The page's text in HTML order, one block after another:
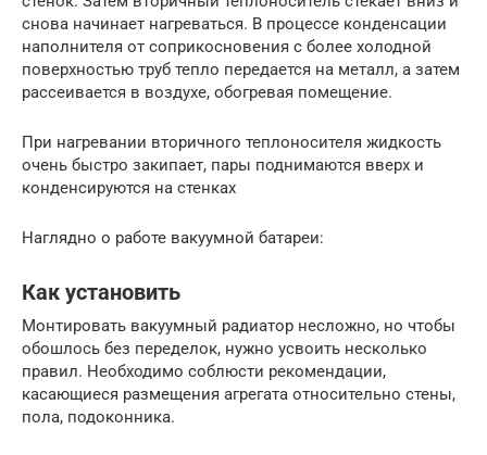
снова начинает нагреваться. В процессе конденсации
наполнителя от соприкосновения с более холодной
поверхностью труб тепло передается на металл, а затем
рассеивается в воздухе, обогревая помещение.
При нагревании вторичного теплоносителя жидкость
очень быстро закипает, пары поднимаются вверх и
конденсируются на стенках
Наглядно о работе вакуумной батареи:
Как установить
Монтировать вакуумный радиатор несложно, но чтобы
обошлось без переделок, нужно усвоить несколько
правил. Необходимо соблюсти рекомендации,
касающиеся размещения агрегата относительно стены,
пола, подоконника.